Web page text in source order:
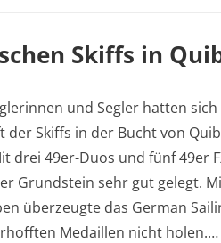
Skiffs in
und Segler hatten
der Skiffs in der Bucht von
drei 49er-Duos und fünf 49er
Grundstein sehr gut gelegt.
überzeugte das German
Medaillen nicht